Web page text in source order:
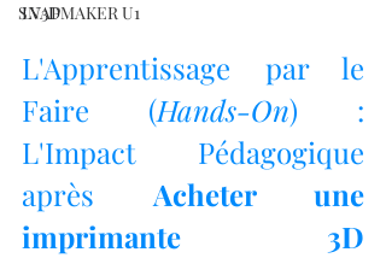
SNAPMAKER U1
LV3D
L'Apprentissage par le
Faire (Hands-On) :
L'Impact Pédagogique
après Acheter une
imprimante 3D